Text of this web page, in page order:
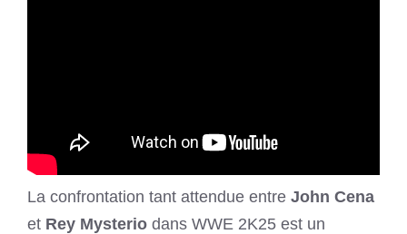
La confrontation tant attendue entre John Cena
et Rey Mysterio dans WWE 2K25 est un